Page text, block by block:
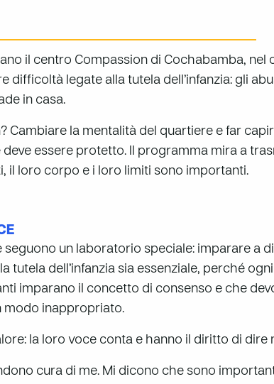
il centro Compassion di Cochabamba, nel
difficoltà legate alla tutela dell’infanzia: gli
in casa.
Cambiare la mentalità del quartiere e far
essere protetto. Il programma mira a
il loro corpo e i loro limiti sono importanti.
un laboratorio speciale: imparare a
tutela dell’infanzia sia essenziale, perché
imparano il concetto di consenso e che
modo inappropriato.
la loro voce conta e hanno il diritto di dire
cura di me. Mi dicono che sono